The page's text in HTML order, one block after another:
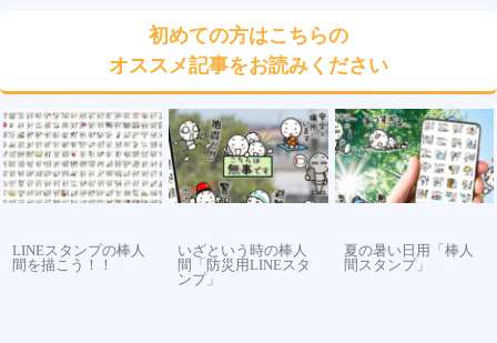
初めての方はこちらの
オススメ記事をお読みください
LINEスタンプの棒人
間を描こう！！
いざという時の棒人
間「防災用LINEスタ
ンプ」
夏の暑い日用「棒人
間スタンプ」